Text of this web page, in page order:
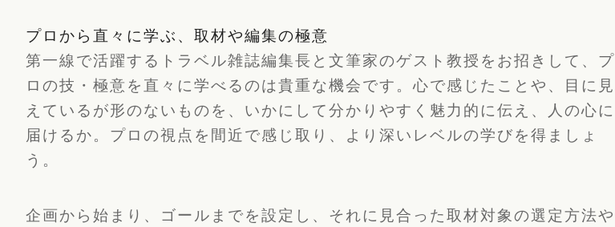
プロから直々に学ぶ、取材や編集の極意
第一線で活躍するトラベル雑誌編集長と文筆家のゲスト教授をお招きして、プ
ロの技・極意を直々に学べるのは貴重な機会です。心で感じたことや、目に見
えているが形のないものを、いかにして分かりやすく魅力的に伝え、人の心に
届けるか。プロの視点を間近で感じ取り、より深いレベルの学びを得ましょ
う。
企画から始まり、ゴールまでを設定し、それに見合った取材対象の選定方法や